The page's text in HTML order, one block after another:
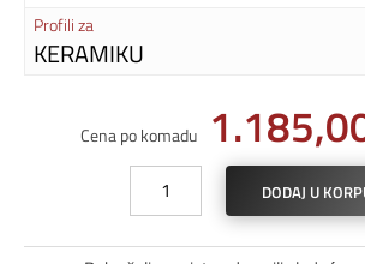
Profili za
KERAMIKU
Cena po komadu
4059-
DODAJ U